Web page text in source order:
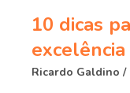
10 dicas
excelência
Ricardo Galdino